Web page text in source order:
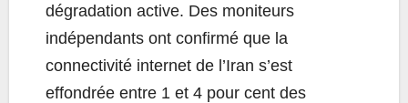
dégradation active. Des moniteurs
indépendants ont confirmé que la
connectivité internet de l’Iran s’est
effondrée entre 1 et 4 pour cent des